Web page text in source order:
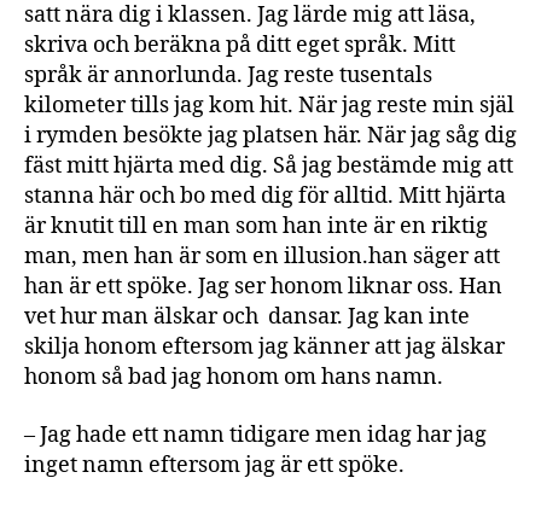
satt nära dig i klassen. Jag lärde mig att läsa,
skriva och beräkna på ditt eget språk. Mitt
språk är annorlunda. Jag reste tusentals
kilometer tills jag kom hit. När jag reste min själ
i rymden besökte jag platsen här. När jag såg dig
fäst mitt hjärta med dig. Så jag bestämde mig att
stanna här och bo med dig för alltid. Mitt hjärta
är knutit till en man som han inte är en riktig
man, men han är som en illusion.han säger att
han är ett spöke. Jag ser honom liknar oss. Han
vet hur man älskar och dansar. Jag kan inte
skilja honom eftersom jag känner att jag älskar
honom så bad jag honom om hans namn.
– Jag hade ett namn tidigare men idag har jag
inget namn eftersom jag är ett spöke.